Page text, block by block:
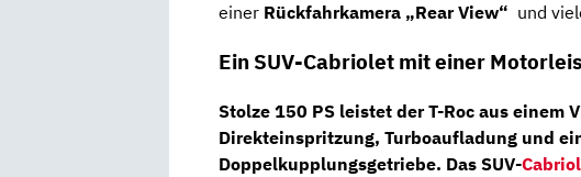
einer Rückfahrkamera „Rear View“ und
Ein SUV-Cabriolet mit einer
Stolze 150 PS leistet der T-Roc aus einem
Direkteinspritzung, Turboaufladung und
Doppelkupplungsgetriebe. Das SUV-